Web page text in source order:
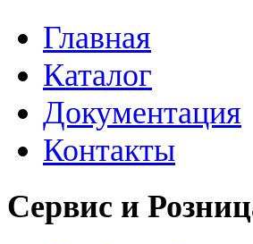
Главная
Каталог
Документация
Контакты
Сервис и